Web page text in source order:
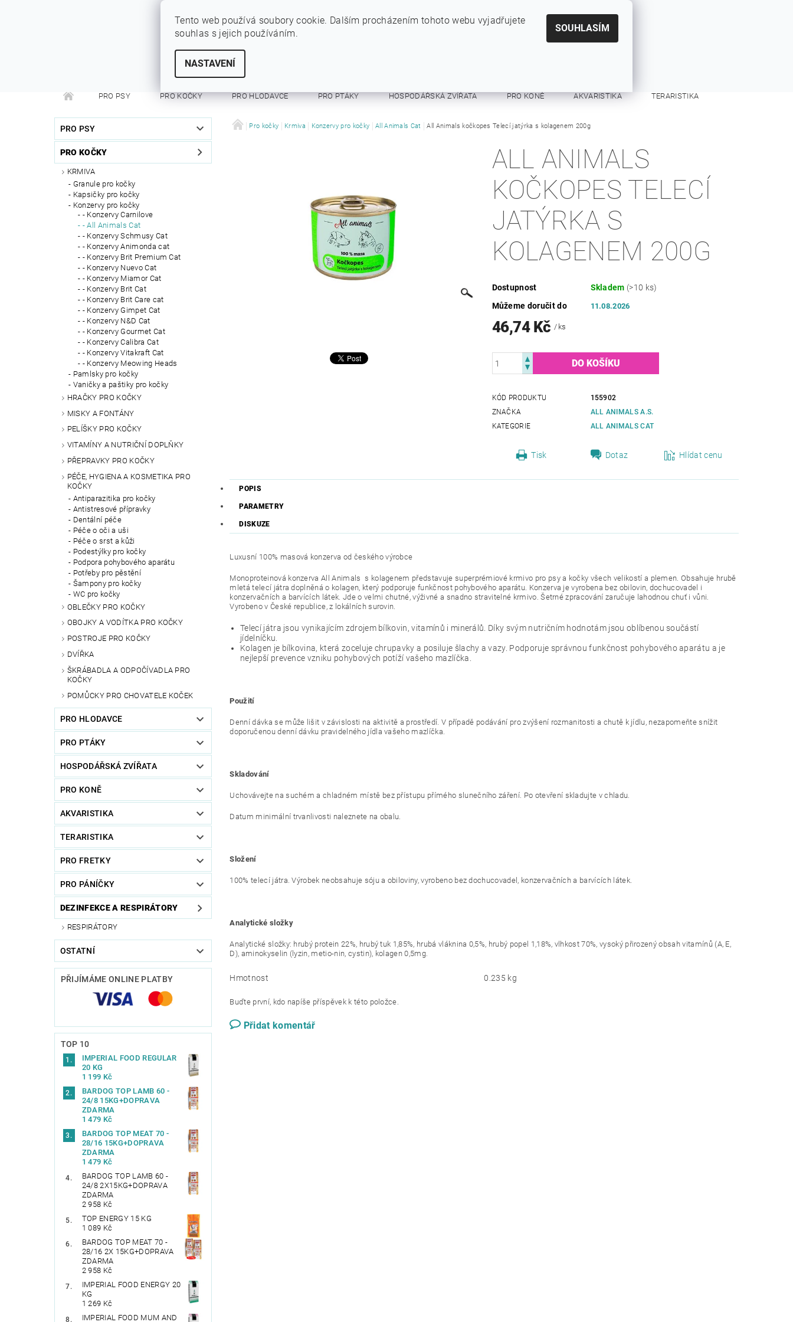
PRO PSY PRO KOČKY PRO HLODAVCE PRO PTÁKY HOSPODÁŘSKÁ ZVÍŘATA PRO KONĚ AKVARISTIKA TERARISTIKA
PRO FRETKY DEZINFEKCE A RESPIRÁTORY OSTATNÍ OBCHODNÍ PODMÍNKY KONTAKTY
PRO PSY
PRO KOČKY
KRMIVA
Granule pro kočky
Kapsičky pro kočky
Konzervy pro kočky
- Konzervy Carnilove
- All Animals Cat
- Konzervy Schmusy Cat
- Konzervy Animonda cat
- Konzervy Brit Premium Cat
- Konzervy Nuevo Cat
- Konzervy Miamor Cat
- Konzervy Brit Cat
- Konzervy Brit Care cat
- Konzervy Gimpet Cat
- Konzervy N&D Cat
- Konzervy Gourmet Cat
- Konzervy Calibra Cat
- Konzervy Vitakraft Cat
- Konzervy Meowing Heads
Pamlsky pro kočky
Vaničky a paštiky pro kočky
HRAČKY PRO KOČKY
MISKY A FONTÁNY
PELÍŠKY PRO KOČKY
VITAMÍNY A NUTRIČNÍ DOPLŇKY
PŘEPRAVKY PRO KOČKY
PÉČE, HYGIENA A KOSMETIKA PRO
KOČKY
Antiparazitika pro kočky
Antistresové přípravky
Dentální péče
Péče o oči a uši
Péče o srst a kůži
Podestýlky pro kočky
Podpora pohybového aparátu
Potřeby pro pěstění
Šampony pro kočky
WC pro kočky
OBLEČKY PRO KOČKY
OBOJKY A VODÍTKA PRO KOČKY
POSTROJE PRO KOČKY
DVÍŘKA
ŠKRÁBADLA A ODPOČÍVADLA PRO
KOČKY
POMŮCKY PRO CHOVATELE KOČEK
PRO HLODAVCE
PRO PTÁKY
HOSPODÁŘSKÁ ZVÍŘATA
PRO KONĚ
AKVARISTIKA
TERARISTIKA
PRO FRETKY
PRO PÁNÍČKY
DEZINFEKCE A RESPIRÁTORY
RESPIRÁTORY
OSTATNÍ
PŘIJÍMÁME ONLINE PLATBY
TOP 10
IMPERIAL FOOD REGULAR
20 KG
1 199 Kč
BARDOG TOP LAMB 60 -
24/8 15KG+DOPRAVA
ZDARMA
1 479 Kč
BARDOG TOP MEAT 70 -
28/16 15KG+DOPRAVA
ZDARMA
1 479 Kč
BARDOG TOP LAMB 60 -
24/8 2X15KG+DOPRAVA
ZDARMA
2 958 Kč
TOP ENERGY 15 KG
1 089 Kč
BARDOG TOP MEAT 70 -
28/16 2X 15KG+DOPRAVA
ZDARMA
2 958 Kč
IMPERIAL FOOD ENERGY 20
KG
1 269 Kč
IMPERIAL FOOD MUM AND
Pro kočky Krmiva Konzervy pro kočky All Animals Cat All Animals kočkopes Telecí jatýrka s kolagenem 200g
ALL ANIMALS
KOČKOPES TELECÍ
JATÝRKA S
KOLAGENEM 200G
Dostupnost Skladem (>10 ks)
Můžeme doručit do
11.08.2026
46,74 Kč/ ks
KÓD PRODUKTU
155902
ZNAČKA
ALL ANIMALS A.S.
KATEGORIE
ALL ANIMALS CAT
Tisk Dotaz Hlídat cenu
POPIS
PARAMETRY
DISKUZE
Luxusní 100% masová konzerva od českého výrobce
Monoproteinová konzerva All Animals s kolagenem představuje superprémiové krmivo pro psy a kočky všech velikostí a plemen. Obsahuje hrubě
mletá telecí játra doplněná o kolagen, který podporuje funkčnost pohybového aparátu. Konzerva je vyrobena bez obilovin, dochucovadel i
konzervačních a barvících látek. Jde o velmi chutné, výživné a snadno stravitelné krmivo. Šetrné zpracování zaručuje lahodnou chuť i vůni.
Vyrobeno v České republice, z lokálních surovin.
Telecí játra jsou vynikajícím zdrojem bílkovin, vitamínů i minerálů. Díky svým nutričním hodnotám jsou oblíbenou součástí
jídelníčku.
Kolagen je bílkovina, která zoceluje chrupavky a posiluje šlachy a vazy. Podporuje správnou funkčnost pohybového aparátu a je
nejlepší prevence vzniku pohybových potíží vašeho mazlíčka.
Použití
Denní dávka se může lišit v závislosti na aktivitě a prostředí. V případě podávání pro zvýšení rozmanitosti a chutě k jídlu, nezapomeňte snížit
doporučenou denní dávku pravidelného jídla vašeho mazlíčka.
Skladování
Uchovávejte na suchém a chladném místě bez přístupu přímého slunečního záření. Po otevření skladujte v chladu.
Datum minimální trvanlivosti naleznete na obalu.
Složení
100% telecí játra. Výrobek neobsahuje sóju a obiloviny, vyrobeno bez dochucovadel, konzervačních a barvících látek.
Analytické složky
Analytické složky: hrubý protein 22%, hrubý tuk 1,85%, hrubá vláknina 0,5%, hrubý popel 1,18%, vlhkost 70%, vysoký přirozený obsah vitamínů (A, E,
D), aminokyselin (lyzin, metio-nin, cystin), kolagen 0,5mg.
Hmotnost 0.235 kg
Buďte první, kdo napíše příspěvek k této položce.
Přidat komentář
Tento web používá soubory cookie. Dalším procházením tohoto webu vyjadřujete
souhlas s jejich používáním.
NASTAVENÍ
SOUHLASÍM